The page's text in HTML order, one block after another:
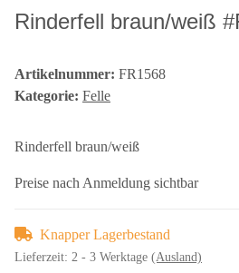
Rinderfell braun/weiß
Artikelnummer: FR1568
Kategorie: Felle
Rinderfell braun/weiß
Preise nach Anmeldung sichtbar
Knapper Lagerbestand
Lieferzeit: 2 - 3 Werktage (Ausland)